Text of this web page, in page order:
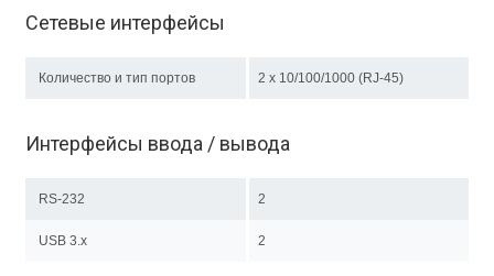
Сетевые интерфейсы
Количество и тип портов 2 х 10/100/1000 (RJ-45)
Интерфейсы ввода / вывода
RS-232 2
USB 3.x 2